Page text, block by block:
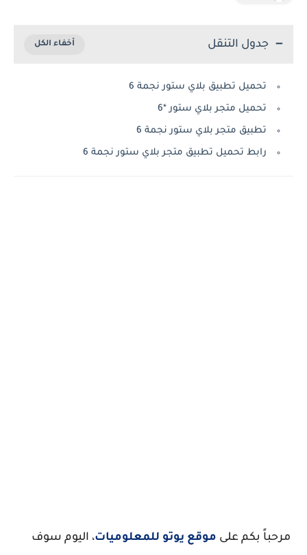
جدول التنقل
تحميل تطبيق بلاي ستور نجمة 6
تحميل متجر بلاي ستور *6
تطبيق متجر بلاي ستور نجمة 6
رابط تحميل تطبيق متجر بلاي ستور نجمة 6
مرحباً بكم على موقع يوتو للمعلوميات، اليوم سوف